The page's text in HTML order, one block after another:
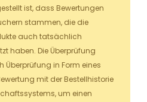
ist, dass Bewertungen
stammen, die die
auch tatsächlich
haben. Die Überprüfung
Überprüfung in Form eines
mit der Bestellhistorie
um einen